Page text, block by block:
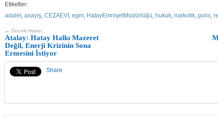
Etiketler:
adalet asayiş CEZAEVİ egm HatayEmniyetMüdürlüğü hukuk narkotik polis
← Önceki Haber
Atalay: Hatay Halkı Mazeret
Değil, Enerji Krizinin Sona
Ermesini İstiyor
Share